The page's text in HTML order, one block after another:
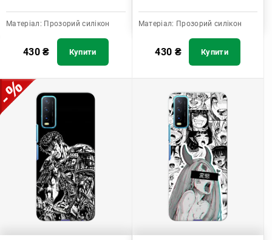
Матеріал: Прозорий силікон
430₴ Купити
Матеріал: Прозорий силікон
430 ₴ Купити